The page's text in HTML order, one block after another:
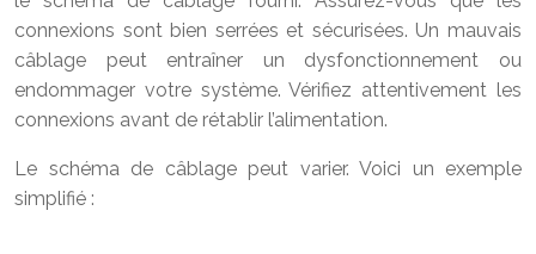
connexions sont bien serrées et sécurisées. Un mauvais
câblage peut entraîner un dysfonctionnement ou
endommager votre système. Vérifiez attentivement les
connexions avant de rétablir l’alimentation.
Le schéma de câblage peut varier. Voici un exemple
simplifié :